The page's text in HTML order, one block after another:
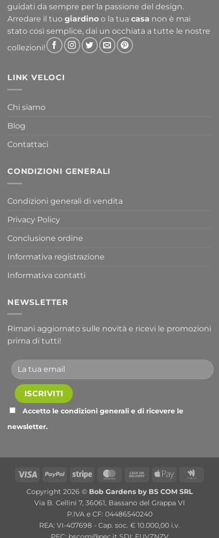
guidati da sempre per la passione del design.
Arredare il tuo giardino o la tua casa non è mai
stato così semplice, dai un occhiata a tutte le nostre
collezioni!
LINK VELOCI
Chi siamo
Blog
Contattaci
CONDIZIONI GENERALI
Condizioni generali di vendita
Privacy Policy
Conclusione ordine
Informativa registrazione
Informativa contatti
NEWSLETTER
Rimani aggiornato sulle novità e ricevi le promozioni
prima di tutti!
Accetto le condizioni generali e di ricevere le
newsletter.
Visa PayPal Stripe MasterCard
Cash
Delivery
Apple
Copyright 2026 © Bob Gardens by BS COM SRL
Via B. Cellini 7, 36061, Bassano del Grappa VI
P.IVA e CF: 04486540240
REA: VI-407698 - Cap. soc. € 10.000,00 i.v.